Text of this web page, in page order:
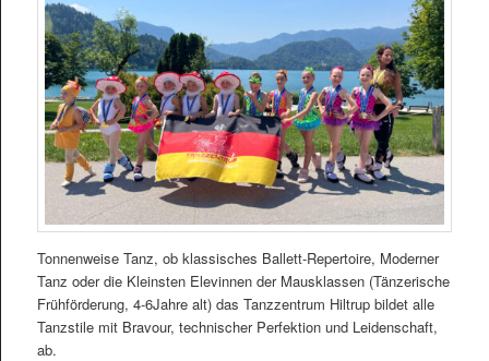
Tonnenweise Tanz, ob klassisches Ballett-Repertoire, Moderner
Tanz oder die Kleinsten Elevinnen der Mausklassen (Tänzerische
Frühförderung, 4-6Jahre alt) das Tanzzentrum Hiltrup bildet alle
Tanzstile mit Bravour, technischer Perfektion und Leidenschaft,
ab.